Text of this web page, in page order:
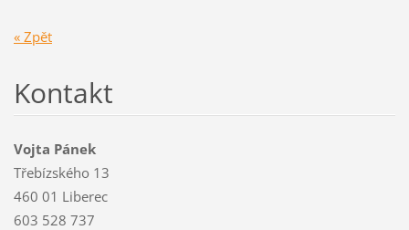
« Zpět
Kontakt
Vojta Pánek
Třebízského 13
460 01 Liberec
603 528 737